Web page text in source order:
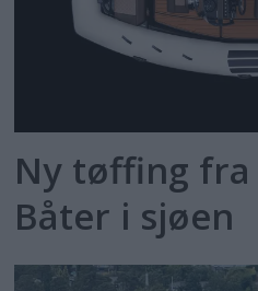
Ny tøffing
Båter i sjøen